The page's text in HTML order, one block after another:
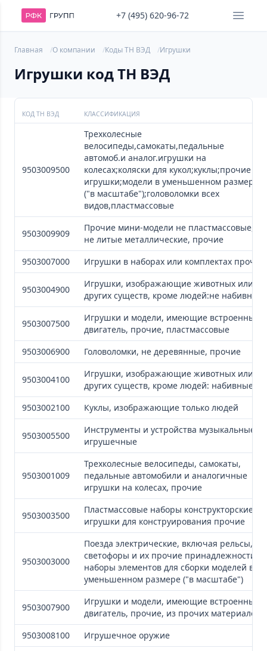
+7 (495) 620-96-72
Главная О компании Коды ТН ВЭД Игрушки
Игрушки код ТН ВЭД
КОД ТН ВЭД КЛАССИФИКАЦИЯ
9503009500
Трехколесные
велосипеды,самокаты,педальные
автомоб.и аналог.игрушки на
колесах;коляски для кукол;куклы;прочие
игрушки;модели в уменьшенном размере
("в масштабе");головоломки всех
видов,пластмассовые
9503009909
Прочие мини-модели не пластмассовые,
не литые металлические, прочие
9503007000
Игрушки в наборах или комплектах прочие
9503004900
Игрушки, изображающие животных или
других существ, кроме людей:не набивные
9503007500
Игрушки и модели, имеющие встроенный
двигатель, прочие, пластмассовые
9503006900
Головоломки, не деревянные, прочие
9503004100
Игрушки, изображающие животных или
других существ, кроме людей: набивные
9503002100
Куклы, изображающие только людей
9503005500
Инструменты и устройства музыкальные
игрушечные
9503001009
Трехколесные велосипеды, самокаты,
педальные автомобили и аналогичные
игрушки на колесах, прочие
9503003500
Пластмассовые наборы конструкторские и
игрушки для конструирования прочие
9503003000
Поезда электрические, включая рельсы,
светофоры и их прочие принадлежности;
наборы элементов для сборки моделей в
уменьшенном размере ("в масштабе")
9503007900
Игрушки и модели, имеющие встроенный
двигатель, прочие, из прочих материалов
9503008100
Игрушечное оружие